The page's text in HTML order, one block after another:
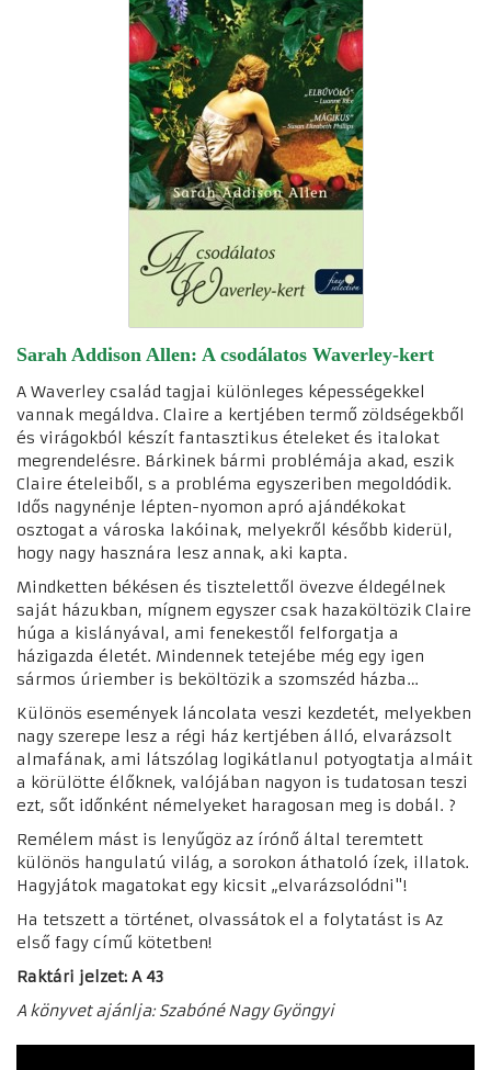
Sarah Addison Allen: A csodálatos Waverley-kert
A Waverley család tagjai különleges képességekkel
vannak megáldva. Claire a kertjében termő zöldségekből
és virágokból készít fantasztikus ételeket és italokat
megrendelésre. Bárkinek bármi problémája akad, eszik
Claire ételeiből, s a probléma egyszeriben megoldódik.
Idős nagynénje lépten-nyomon apró ajándékokat
osztogat a városka lakóinak, melyekről később kiderül,
hogy nagy hasznára lesz annak, aki kapta.
Mindketten békésen és tisztelettől övezve éldegélnek
saját házukban, mígnem egyszer csak hazaköltözik Claire
húga a kislányával, ami fenekestől felforgatja a
házigazda életét. Mindennek tetejébe még egy igen
sármos úriember is beköltözik a szomszéd házba…
Különös események láncolata veszi kezdetét, melyekben
nagy szerepe lesz a régi ház kertjében álló, elvarázsolt
almafának, ami látszólag logikátlanul potyogtatja almáit
a körülötte élőknek, valójában nagyon is tudatosan teszi
ezt, sőt időnként némelyeket haragosan meg is dobál. ?
Remélem mást is lenyűgöz az írónő által teremtett
különös hangulatú világ, a sorokon áthatoló ízek, illatok.
Hagyjátok magatokat egy kicsit „elvarázsolódni"!
Ha tetszett a történet, olvassátok el a folytatást is Az
első fagy című kötetben!
Raktári jelzet: A 43
A könyvet ajánlja: Szabóné Nagy Gyöngyi